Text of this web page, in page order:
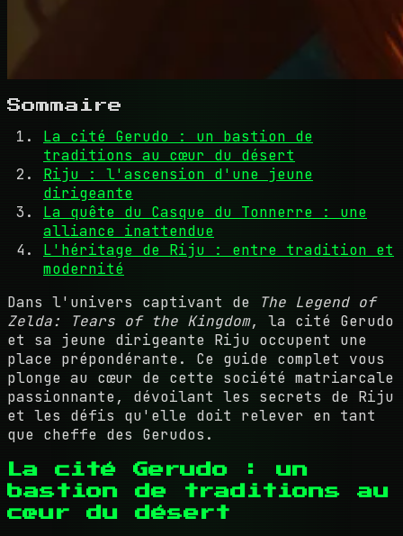
Sommaire
La cité Gerudo : un bastion de
traditions au cœur du désert
Riju : l'ascension d'une jeune
dirigeante
La quête du Casque du Tonnerre : une
alliance inattendue
L'héritage de Riju : entre tradition et
modernité
Dans l'univers captivant de
The Legend of
Zelda: Tears of the Kingdom, la cité Gerudo
et sa jeune dirigeante Riju occupent une
place prépondérante. Ce guide complet vous
plonge au cœur de cette société matriarcale
passionnante, dévoilant les secrets de Riju
et les défis qu'elle doit relever en tant
que cheffe des Gerudos.
La cité Gerudo : un
bastion de traditions au
cœur du désert